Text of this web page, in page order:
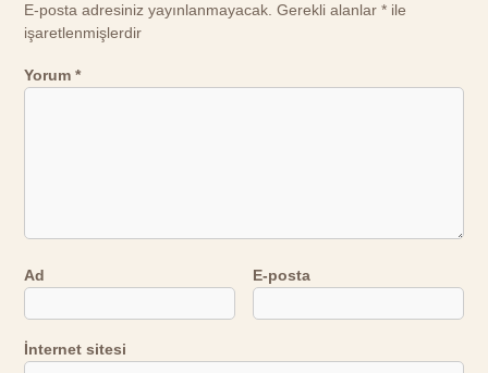
E-posta adresiniz yayınlanmayacak. Gerekli alanlar* ile
işaretlenmişlerdir
Yorum*
Ad E-posta
İnternet sitesi